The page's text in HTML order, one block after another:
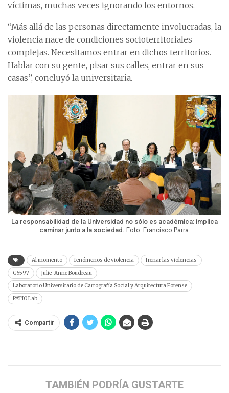
víctimas, muchas veces ignorando los entornos.
“Más allá de las personas directamente involucradas, la
violencia nace de condiciones socioterritoriales
complejas. Necesitamos entrar en dichos territorios.
Hablar con su gente, pisar sus calles, entrar en sus
casas”, concluyó la universitaria.
La responsabilidad de la Universidad no sólo es académica: implica
caminar junto a la sociedad. Foto: Francisco Parra.
Al momento fenómenos de violencia
frenar las violencias
G5597
Julie-Anne Boudreau
Laboratorio Universitario de Cartografía Social y Arquitectura Forense
PATIO Lab
Compartir
TAMBIÉN PODRÍA GUSTARTE